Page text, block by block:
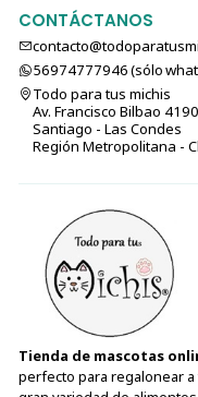
CONTÁCTANOS
56974777946 (sólo⁣⁣⁣⁣⁣​​​​​​​​​​​​​​​
Todo para tus michis
Av. Francisco Bilbao
Santiago - Las Condes
Región Metropolitana -
Tienda de mascotas
perfecto para regalonear